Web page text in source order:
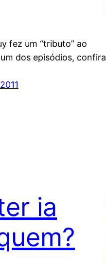
fez um “tributo” ao
dos episódios, confira
ia